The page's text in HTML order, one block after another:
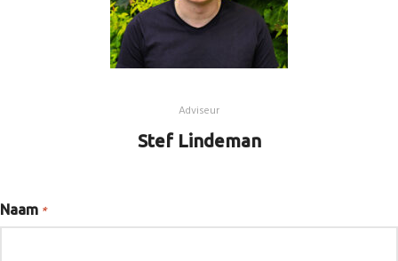
Adviseur
Stef Lindeman
Naam *